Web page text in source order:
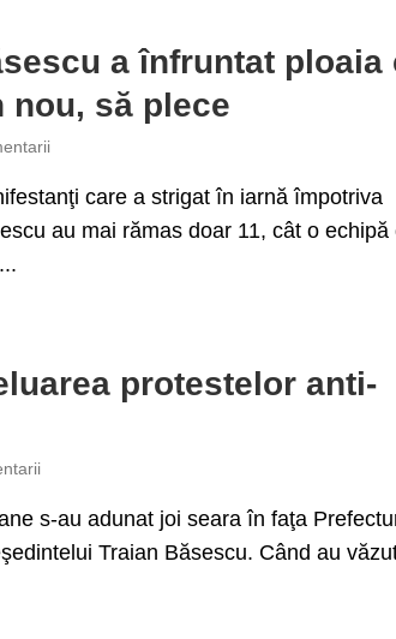
a înfruntat ploaia
nou, să plece
care a strigat în iarnă împotriva
au mai rămas doar 11, cât o echipă
protestelor anti-
s-au adunat joi seara în faţa
Traian Băsescu. Când au